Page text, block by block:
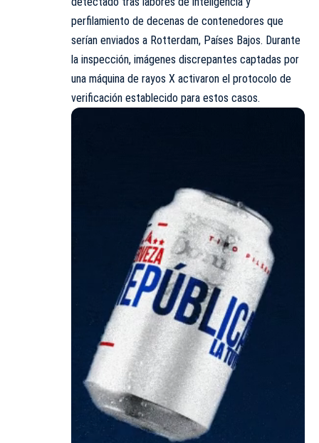
perfilamiento de decenas de contenedores que
serían enviados a Rotterdam, Países Bajos. Durante
la inspección, imágenes discrepantes captadas por
una máquina de rayos X activaron el protocolo de
verificación establecido para estos casos.